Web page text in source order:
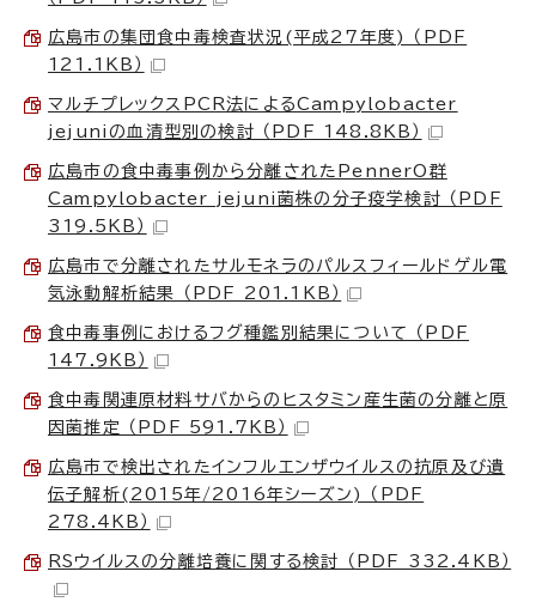
広島市の集団食中毒検査状況(平成27年度) （PDF
121.1KB）
マルチプレックスPCR法によるCampylobacter
jejuniの血清型別の検討 （PDF 148.8KB）
広島市の食中毒事例から分離されたPennerO群
Campylobacter jejuni菌株の分子疫学検討 （PDF
319.5KB）
広島市で分離されたサルモネラのパルスフィールドゲル電
気泳動解析結果 （PDF 201.1KB）
食中毒事例におけるフグ種鑑別結果について （PDF
147.9KB）
食中毒関連原材料サバからのヒスタミン産生菌の分離と原
因菌推定 （PDF 591.7KB）
広島市で検出されたインフルエンザウイルスの抗原及び遺
伝子解析(2015年/2016年シーズン) （PDF
278.4KB）
RSウイルスの分離培養に関する検討 （PDF 332.4KB）